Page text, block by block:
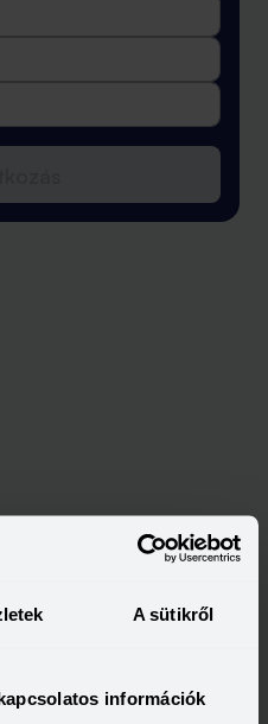
A sütikről
információk